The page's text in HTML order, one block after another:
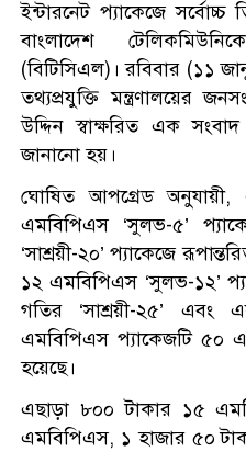
ইন্টারনেট প্যাকেজে সর্বোচ্চ
বাংলাদেশ
(বিটিসিএল)। রবিবার (১১
তথ্যপ্রযুক্তি মন্ত্রণালয়ের
উদ্দিন স্বাক্ষরিত এক সংবাদ
জানানো হয়।
ঘোষিত আপগ্রেড
এমবিপিএস ‘সুলভ-৫’
‘সাশ্রয়ী-২০’ প্যাকেজে
১২ এমবিপিএস ‘সুলভ-১২’
গতির ‘সাশ্রয়ী-২৫’ এবং
এমবিপিএস প্যাকেজটি ৫০
হয়েছে।
এছাড়া ৮০০ টাকার ১৫
এমবিপিএস, ১ হাজার ৫০